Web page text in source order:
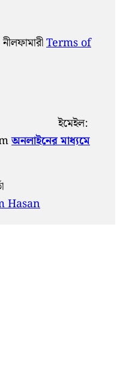
Terms of
ইমেইল:
অনলাইনের মাধ্যমে
Hasan